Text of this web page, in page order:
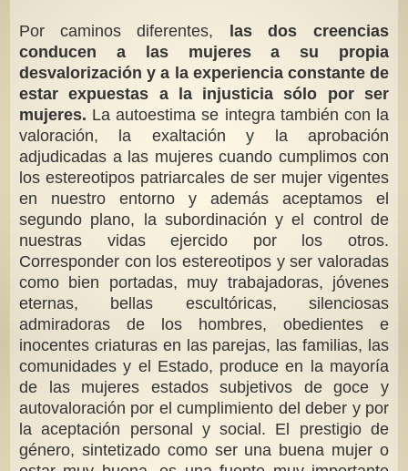
Por caminos diferentes, las dos creencias
conducen a las mujeres a su propia
desvalorización y a la experiencia constante de
estar expuestas a la injusticia sólo por ser
mujeres. La autoestima se integra también con la
valoración, la exaltación y la aprobación
adjudicadas a las mujeres cuando cumplimos con
los estereotipos patriarcales de ser mujer vigentes
en nuestro entorno y además aceptamos el
segundo plano, la subordinación y el control de
nuestras vidas ejercido por los otros.
Corresponder con los estereotipos y ser valoradas
como bien portadas, muy trabajadoras, jóvenes
eternas, bellas escultóricas, silenciosas
admiradoras de los hombres, obedientes e
inocentes criaturas en las parejas, las familias, las
comunidades y el Estado, produce en la mayoría
de las mujeres estados subjetivos de goce y
autovaloración por el cumplimiento del deber y por
la aceptación personal y social. El prestigio de
género, sintetizado como ser una buena mujer o